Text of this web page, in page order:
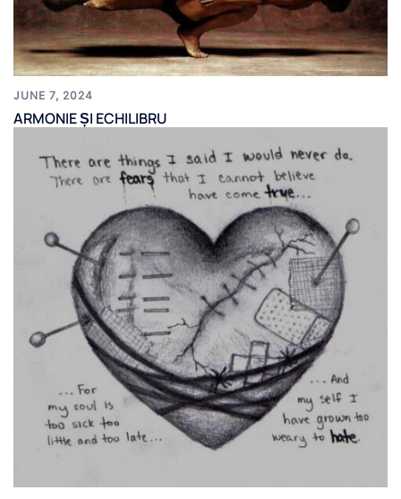
JUNE 7, 2024
ARMONIE ȘI ECHILIBRU